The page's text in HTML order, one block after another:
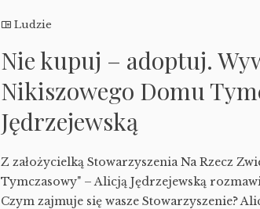
Ludzie
Nie kupuj – adoptuj.
Nikiszowego Domu
Jędrzejewską
Z założycielką Stowarzyszenia Na Rzecz
Tymczasowy" – Alicją Jędrzejewską
Czym zajmuje się wasze Stowarzyszenie?